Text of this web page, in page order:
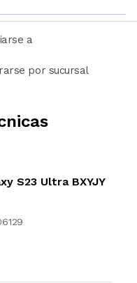
a
por sucursal
S23 Ultra BXYJY